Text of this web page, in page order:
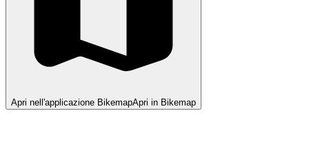
Apri nell'applicazione BikemapApri in Bikemap